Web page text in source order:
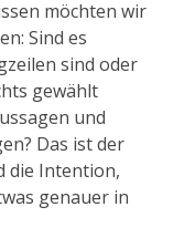
möchten wir
Sind es
sind oder
gewählt
und
Das ist der
die Intention,
genauer in